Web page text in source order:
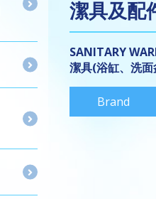
潔具及配
SANITARY
潔具(浴缸、洗
Brand